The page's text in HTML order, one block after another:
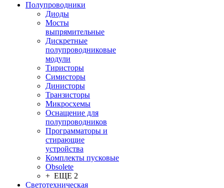
Полупроводники
Диоды
Мосты
выпрямительные
Дискретные
полупроводниковые
модули
Тиристоры
Симисторы
Динисторы
Транзисторы
Микросхемы
Оснащение для
полупроводников
Программаторы и
стирающие
устройства
Комплекты пусковые
Obsolete
+ ЕЩЕ 2
Светотехническая